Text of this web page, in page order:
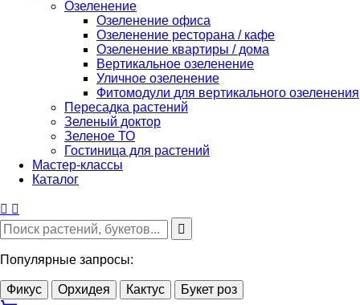
Озеленение
Озеленение офиса
Озеленение ресторана / кафе
Озеленение квартиры / дома
Вертикальное озеленение
Уличное озеленение
Фитомодули для вертикального озеленения
Пересадка растений
Зеленый доктор
Зеленое ТО
Гостиница для растений
Мастер-классы
Каталог
Популярные запросы:
Фикус Орхидея Кактус
Букет роз